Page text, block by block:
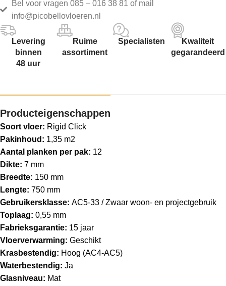
Bel voor vragen 085 – 016 38 81 of mail
info@picobellovloeren.nl
Levering
binnen
48 uur
Ruime
assortiment
Specialisten
Kwaliteit
gegarandeerd
Producteigenschappen
Soort vloer: Rigid Click
Pakinhoud: 1,35 m2
Aantal planken per pak: 12
Dikte: 7 mm
Breedte: 150 mm
Lengte: 750 mm
Gebruikersklasse: AC5-33 / Zwaar woon- en projectgebruik
Toplaag: 0,55 mm
Fabrieksgarantie: 15 jaar
Vloerverwarming: Geschikt
Krasbestendig: Hoog (AC4-AC5)
Waterbestendig: Ja
Glasniveau: Mat